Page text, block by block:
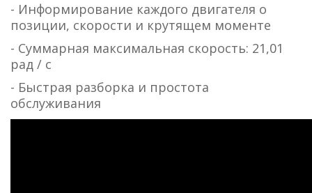
- Информирование каждого двигателя о
позиции, скорости и крутящем моменте
- Суммарная максимальная скорость: 21,01
рад / с
- Быстрая разборка и простота
обслуживания